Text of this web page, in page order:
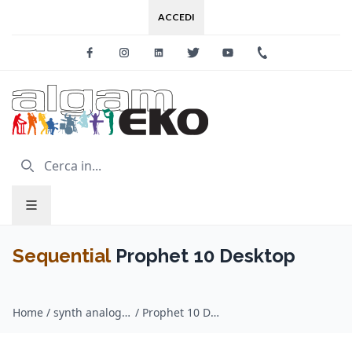
ACCEDI
FacebookInstagramLinkedinTwitter Youtube
SequentialProphet 10 Desktop
Home / synth analogici / Sequential / Prophet 10 Desktop